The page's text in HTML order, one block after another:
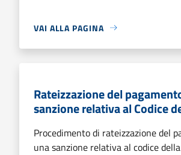
VAI ALLA PAGINA
Rateizzazione del
sanzione relativa al Codice
Procedimento di rateizzazione del
una sanzione relativa al codice